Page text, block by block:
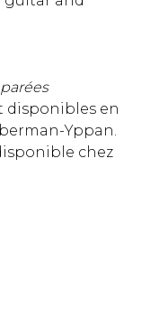
disponibles en
Yppan.
chez